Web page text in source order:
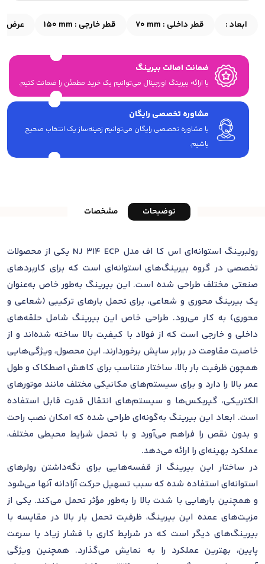
ابعاد : قطر داخلی : 70 mm قطر خارجی : 150 mm عرض :
ضمانت اصالت بیرینگ
با ارائه بیرینگ اورجینال می‎‌توانیم یک خرید مطمئن را ضمانت کنیم.
مشاوره تخصصی رایگان
با مشاوره تخصصی رایگان می‌توانیم زمینه‌ساز یک انتخاب صحیح
باشیم.
توضیحات مشخصات
رولبرینگ استوانه‌ای اس کا اف مدل NJ 314 ECP یکی از محصولات
تخصصی در گروه بیرینگ‌های استوانه‌ای است که برای کاربردهای
صنعتی مختلف طراحی شده است. این بیرینگ به‌طور خاص به‌عنوان
یک بیرینگ محوری و شعاعی، برای تحمل بارهای ترکیبی (شعاعی و
محوری) به کار می‌رود. طراحی خاص این بیرینگ شامل حلقه‌های
داخلی و خارجی است که از فولاد با کیفیت بالا ساخته شده‌اند و از
خاصیت مقاومت در برابر سایش برخوردارند. این محصول، ویژگی‌هایی
همچون ظرفیت بار بالا، ساختار متناسب برای کاهش اصطکاک و طول
عمر بالا را دارد و برای سیستم‌های مکانیکی مختلف مانند موتورهای
الکتریکی، گیربکس‌ها و سیستم‌های انتقال قدرت قابل استفاده
است. ابعاد این بیرینگ به‌گونه‌ای طراحی شده که امکان نصب راحت
و بدون نقص را فراهم می‌آورد و با تحمل شرایط محیطی مختلف،
عملکرد بهینه‌ای را ارائه می‌دهد.
در ساختار این بیرینگ از قفسه‌هایی برای نگه‌داشتن رولرهای
استوانه‌ای استفاده شده که سبب تسهیل حرکت آزادانه آنها می‌شود
و همچنین بارهایی با شدت بالا را به‌طور مؤثر تحمل می‌کند. یکی از
مزیت‌های عمده این بیرینگ، ظرفیت تحمل بار بالا در مقایسه با
بیرینگ‌های دیگر است که در شرایط کاری با فشار زیاد یا سرعت
پایین، بهترین عملکرد را به نمایش می‌گذارد. همچنین ویژگی